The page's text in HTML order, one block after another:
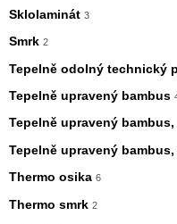
Sklolaminát 3
Smrk 2
Tepelně odolný technický
Tepelně upravený bambus
Tepelně upravený
Tepelně upravený
Thermo osika 6
Thermo smrk 2